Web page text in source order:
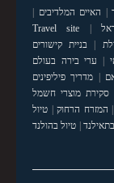
| האיים המלדיבים |
|
Travel site
| בניית קישורים
| ערי בירה בעולם
| מדריך פיליפינים
סקירת מוצרי חשמל
| המזרח הרחוק| טיול
| טיול בהולנד